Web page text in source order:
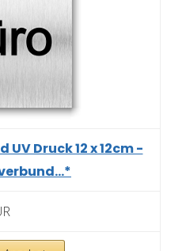
Druck 12 x 12cm -